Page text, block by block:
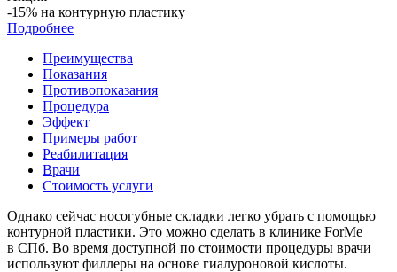
-15% на контурную пластику
Подробнее
Преимущества
Показания
Противопоказания
Процедура
Эффект
Примеры работ
Реабилитация
Врачи
Стоимость услуги
Однако сейчас носогубные складки легко убрать с помощью
контурной пластики. Это можно сделать в клинике ForMe
в СПб. Во время доступной по стоимости процедуры врачи
используют филлеры на основе гиалуроновой кислоты.